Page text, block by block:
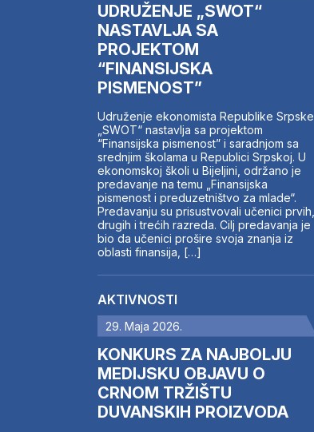
UDRUŽENJE „SWOT“
NASTAVLJA SA
PROJEKTOM
“FINANSIJSKA
PISMENOST”
Udruženje ekonomista Republike Srpske
„SWOT“ nastavlja sa projektom
“Finansijska pismenost” i saradnjom sa
srednjim školama u Republici Srpskoj. U
ekonomskoj školi u Bijeljini, održano je
predavanje na temu „Finansijska
pismenost i preduzetništvo za mlade“.
Predavanju su prisustvovali učenici prvih,
drugih i trećih razreda. Cilj predavanja je
bio da učenici prošire svoja znanja iz
oblasti finansija, […]
AKTIVNOSTI
29. Maja 2026.
KONKURS ZA NAJBOLJU
MEDIJSKU OBJAVU O
CRNOM TRŽIŠTU
DUVANSKIH PROIZVODA